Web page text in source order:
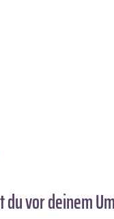
vor deinem